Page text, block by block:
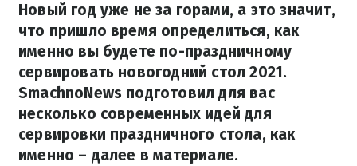
Новый год уже не за горами, а это значит,
что пришло время определиться, как
именно вы будете по-праздничному
сервировать новогодний стол 2021.
SmachnoNews подготовил для вас
несколько современных идей для
сервировки праздничного стола, как
именно – далее в материале.